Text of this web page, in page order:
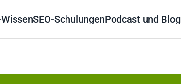
WissenSEO-SchulungenPodcast und Blog